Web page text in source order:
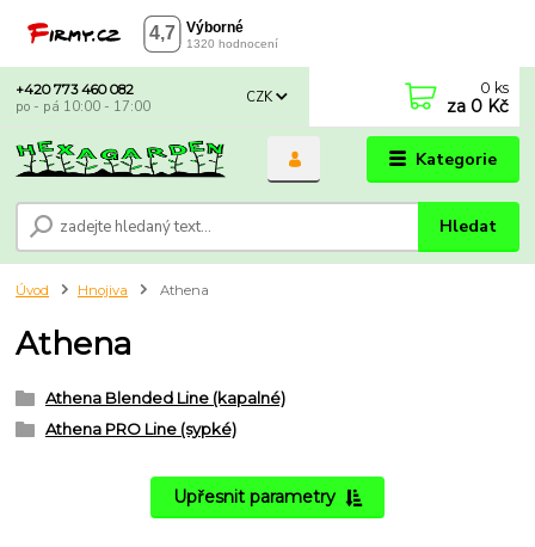
Kategorie
CZK
Hledat
+420 773 460 082
po - pá 10:00 - 17:00
0 ks
za 0 Kč
Úvod Hnojiva Athena
Athena
Athena Blended Line (kapalné)
Athena PRO Line (sypké)
Upřesnit parametry